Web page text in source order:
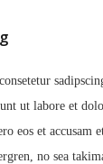
ut labore et
eos et accusam
no sea